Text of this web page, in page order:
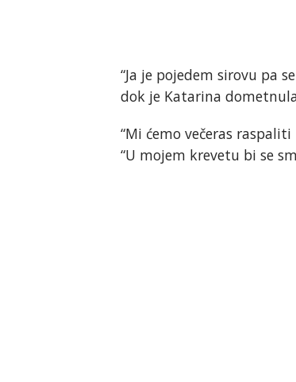
“Ja je pojedem sirovu pa
dok je Katarina
“Mi ćemo večeras
“U mojem krevetu bi se